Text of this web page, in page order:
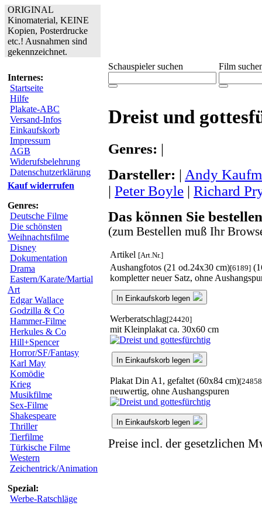
ORIGINAL
Kinomaterial, KEINE
Kopien, Posterdrucke
etc.! Ausnahmen sind
gekennzeichnet.
Internes:
Startseite
Hilfe
Plakate-ABC
Versand-Infos
Einkaufskorb
Impressum
AGB
Widerufsbelehrung
Datenschutzerklärung
Kauf widerrufen
Genres:
Deutsche Filme
Die schönsten
Weihnachtsfilme
Disney
Dokumentation
Drama
Eastern/Karate/Martial
Art
Edgar Wallace
Godzilla & Co
Hammer-Filme
Herkules & Co
Hill+Spencer
Horror/SF/Fantasy
Karl May
Komödie
Krieg
Musikfilme
Sex-Filme
Shakespeare
Thriller
Tierfilme
Türkische Filme
Western
Zeichentrick/Animation
Spezial:
Werbe-Ratschläge
Schauspieler suchen Film
Dreist und
Genres: |
Darsteller: | Andy
| Peter Boyle | Richard
Das können Sie
(zum Bestellen muß Ihr
Artikel [Art.Nr.]
Aushangfotos (21 od.24x30 cm)[6189]
kompletter neuer Satz, ohne
In Einkaufskorb legen
Werberatschlag[24420]
mit Kleinplakat ca. 30x60 cm
In Einkaufskorb legen
Plakat Din A1, gefaltet (60x84 cm)
neuwertig, ohne Aushangspuren
In Einkaufskorb legen
Preise incl. der gesetzlichen